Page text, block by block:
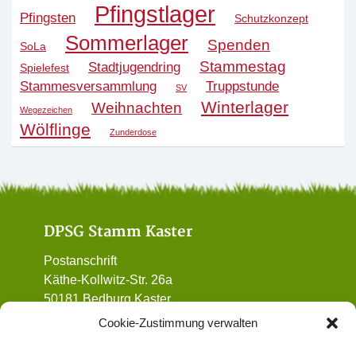
Cookie-Zustimmung verwalten
Pfingsten
Pfingstlager Schutzkonzept
SoLa Sommerlager Spenden
Spielefest Stadtjugendring Stammestag
Stammesversammlung SV Truppstunde
Wegezeichen Weihnachten
Winterlager
Wölflinge
Zunderdose
DPSG Stamm Kaster
Postanschrift
Käthe-Kollwitz-Str. 26a
50181 Bedburg Kaster
01 72 / 90 32 962